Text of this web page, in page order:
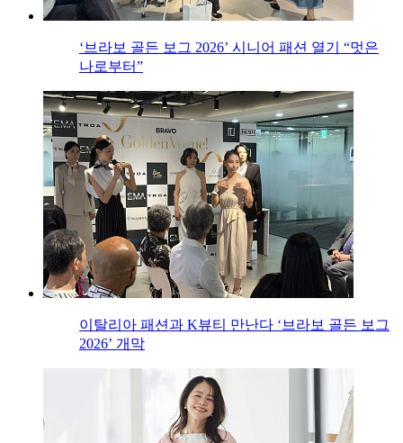
‘브라보 골든 보그 2026’ 시니어 패션 열기 “멋은
나로부터”
이탈리아 패션과 K뷰티 만난다 ‘브라보 골든 보그
2026’ 개막